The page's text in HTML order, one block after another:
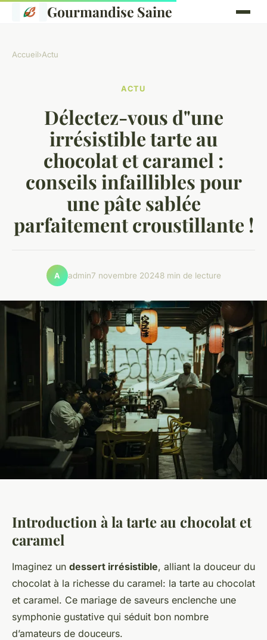
Gourmandise Saine
Accueil›Actu
ACTU
Délectez-vous d"une
irrésistible tarte au
chocolat et caramel :
conseils infaillibles pour
une pâte sablée
parfaitement croustillante !
A admin7 novembre 20248 min de lecture
Introduction à la tarte au chocolat et
caramel
Imaginez un dessert irrésistible, alliant la douceur du
chocolat à la richesse du caramel: la tarte au chocolat
et caramel. Ce mariage de saveurs enclenche une
symphonie gustative qui séduit bon nombre
d’amateurs de douceurs.